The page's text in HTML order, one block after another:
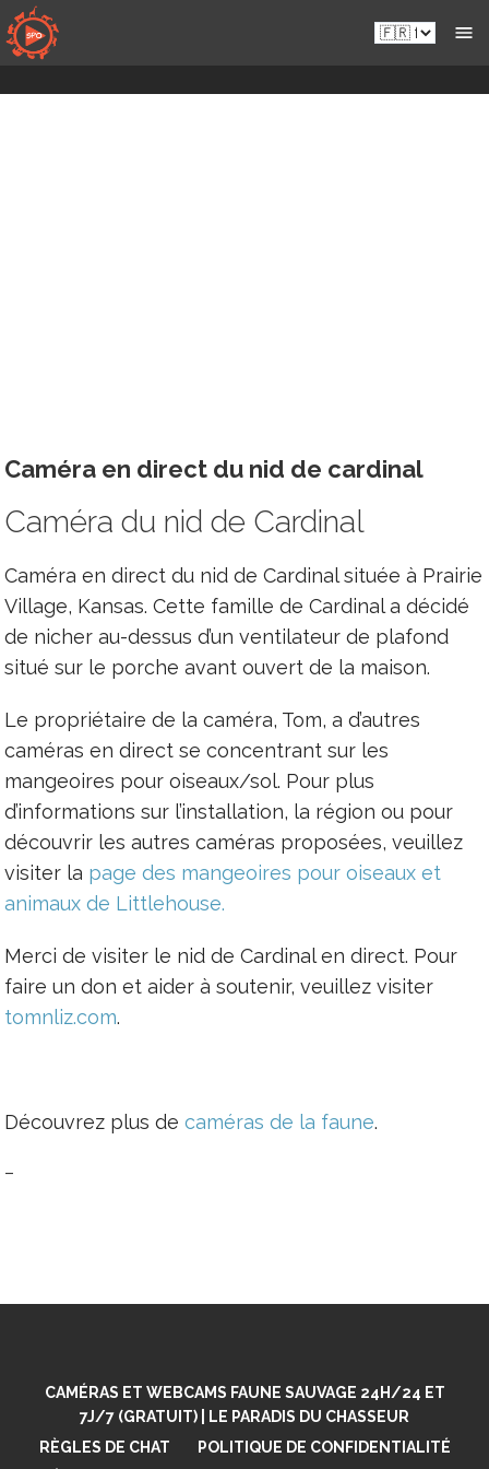
Passer
au
contenu
Fr.sportsmansparadiseonline.com
Caméra en direct du nid de cardinal
Caméra du nid de Cardinal
Caméra en direct du nid de Cardinal située à Prairie
Village, Kansas. Cette famille de Cardinal a décidé
de nicher au-dessus d’un ventilateur de plafond
situé sur le porche avant ouvert de la maison.
Le propriétaire de la caméra, Tom, a d’autres
caméras en direct se concentrant sur les
mangeoires pour oiseaux/sol. Pour plus
d’informations sur l’installation, la région ou pour
découvrir les autres caméras proposées, veuillez
visiter la page des mangeoires pour oiseaux et
animaux de Littlehouse.
Merci de visiter le nid de Cardinal en direct. Pour
faire un don et aider à soutenir, veuillez visiter
tomnliz.com.
Découvrez plus de caméras de la faune.
–
CAMÉRAS ET WEBCAMS FAUNE SAUVAGE 24H/24 ET
7J/7 (GRATUIT) | LE PARADIS DU CHASSEUR
RÈGLES DE CHAT
POLITIQUE DE CONFIDENTIALITÉ